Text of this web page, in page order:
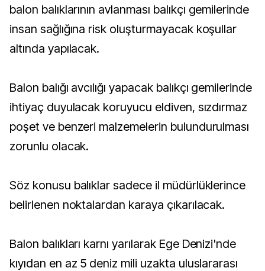
balon balıklarının avlanması balıkçı gemilerinde
insan sağlığına risk oluşturmayacak koşullar
altında yapılacak.
Balon balığı avcılığı yapacak balıkçı gemilerinde
ihtiyaç duyulacak koruyucu eldiven, sızdırmaz
poşet ve benzeri malzemelerin bulundurulması
zorunlu olacak.
Söz konusu balıklar sadece il müdürlüklerince
belirlenen noktalardan karaya çıkarılacak.
Balon balıkları karnı yarılarak Ege Denizi'nde
kıyıdan en az 5 deniz mili uzakta uluslararası